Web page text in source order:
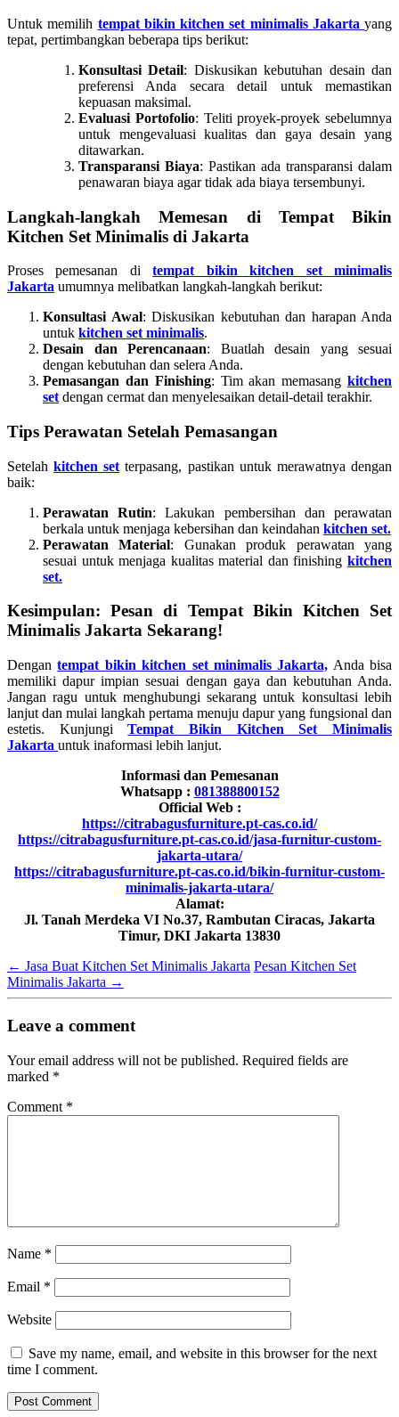
Untuk memilih tempat bikin kitchen set minimalis Jakarta yang
tepat, pertimbangkan beberapa tips berikut:
Konsultasi Detail: Diskusikan kebutuhan desain dan
preferensi Anda secara detail untuk memastikan
kepuasan maksimal.
Evaluasi Portofolio: Teliti proyek-proyek sebelumnya
untuk mengevaluasi kualitas dan gaya desain yang
ditawarkan.
Transparansi Biaya: Pastikan ada transparansi dalam
penawaran biaya agar tidak ada biaya tersembunyi.
Langkah-langkah Memesan di Tempat Bikin
Kitchen Set Minimalis di Jakarta
Proses pemesanan ditempat bikin kitchen set minimalis
Jakarta umumnya melibatkan langkah-langkah berikut:
Konsultasi Awal: Diskusikan kebutuhan dan harapan Anda
untuk kitchen set minimalis.
Desain dan Perencanaan: Buatlah desain yang sesuai
dengan kebutuhan dan selera Anda.
Pemasangan dan Finishing: Tim akan memasangkitchen
set dengan cermat dan menyelesaikan detail-detail terakhir.
Tips Perawatan Setelah Pemasangan
Setelahkitchen set terpasang, pastikan untuk merawatnya dengan
baik:
Perawatan Rutin: Lakukan pembersihan dan perawatan
berkala untuk menjaga kebersihan dan keindahan kitchen set.
Perawatan Material: Gunakan produk perawatan yang
sesuai untuk menjaga kualitas material dan finishing kitchen
set.
Kesimpulan: Pesan di Tempat Bikin Kitchen Set
Minimalis Jakarta Sekarang!
Dengantempat bikin kitchen set minimalis Jakarta, Anda bisa
memiliki dapur impian sesuai dengan gaya dan kebutuhan Anda.
Jangan ragu untuk menghubungi sekarang untuk konsultasi lebih
lanjut dan mulai langkah pertama menuju dapur yang fungsional dan
estetis. KunjungiTempat Bikin Kitchen Set Minimalis
Jakarta untuk inaformasi lebih lanjut.
Informasi dan Pemesanan
Whatsapp : 081388800152
Official Web :
https://citrabagusfurniture.pt-cas.co.id/
https://citrabagusfurniture.pt-cas.co.id/jasa-furnitur-custom-
jakarta-utara/
https://citrabagusfurniture.pt-cas.co.id/bikin-furnitur-custom-
minimalis-jakarta-utara/
Alamat:
Jl. Tanah Merdeka VI No.37, Rambutan Ciracas, Jakarta
Timur, DKI Jakarta 13830
← Jasa Buat Kitchen Set Minimalis Jakarta Pesan Kitchen Set
Minimalis Jakarta →
Leave a comment
Your email address will not be published. Required fields are
marked *
Comment *
Name *
Email *
Website
Save my name, email, and website in this browser for the next
time I comment.